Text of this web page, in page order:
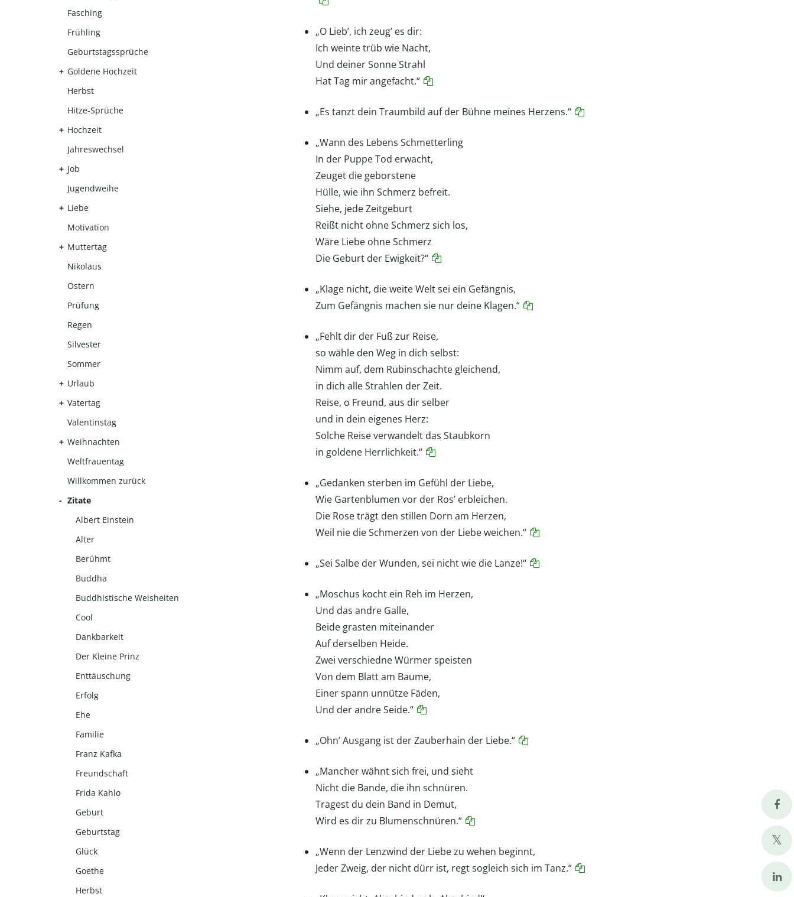
„O Lieb’, ich zeug’ es dir:
Ich weinte trüb wie Nacht,
Und deiner Sonne Strahl
Hat Tag mir angefacht.“
„Es tanzt dein Traumbild auf der Bühne meines Herzens.“
„Wann des Lebens Schmetterling
In der Puppe Tod erwacht,
Zeuget die geborstene
Hülle, wie ihn Schmerz befreit.
Siehe, jede Zeitgeburt
Reißt nicht ohne Schmerz sich los,
Wäre Liebe ohne Schmerz
Die Geburt der Ewigkeit?“
„Klage nicht, die weite Welt sei ein Gefängnis,
Zum Gefängnis machen sie nur deine Klagen.“
„Fehlt dir der Fuß zur Reise,
so wähle den Weg in dich selbst:
Nimm auf, dem Rubinschachte gleichend,
in dich alle Strahlen der Zeit.
Reise, o Freund, aus dir selber
und in dein eigenes Herz:
Solche Reise verwandelt das Staubkorn
in goldene Herrlichkeit.“
„Gedanken sterben im Gefühl der Liebe,
Wie Gartenblumen vor der Ros’ erbleichen.
Die Rose trägt den stillen Dorn am Herzen,
Weil nie die Schmerzen von der Liebe weichen.“
„Sei Salbe der Wunden, sei nicht wie die Lanze!“
„Moschus kocht ein Reh im Herzen,
Und das andre Galle,
Beide grasten miteinander
Auf derselben Heide.
Zwei verschiedne Würmer speisten
Von dem Blatt am Baume,
Einer spann unnütze Fäden,
Und der andre Seide.“
„Ohn’ Ausgang ist der Zauberhain der Liebe.“
„Mancher wähnt sich frei, und sieht
Nicht die Bande, die ihn schnüren.
Tragest du dein Band in Demut,
Wird es dir zu Blumenschnüren.“
„Wenn der Lenzwind der Liebe zu wehen beginnt,
Jeder Zweig, der nicht dürr ist, regt sogleich sich im Tanz.“
Fasching
Frühling
Geburtstagssprüche
Goldene Hochzeit
Herbst
Hitze-Sprüche
Hochzeit
Jahreswechsel
Job
Jugendweihe
Liebe
Motivation
Muttertag
Nikolaus
Ostern
Prüfung
Regen
Silvester
Sommer
Urlaub
Vatertag
Valentinstag
Weihnachten
Weltfrauentag
Willkommen zurück
Zitate
Albert Einstein
Alter
Berühmt
Buddha
Buddhistische Weisheiten
Cool
Dankbarkeit
Der Kleine Prinz
Enttäuschung
Erfolg
Ehe
Familie
Franz Kafka
Freundschaft
Frida Kahlo
Geburt
Geburtstag
Glück
Goethe
Herbst